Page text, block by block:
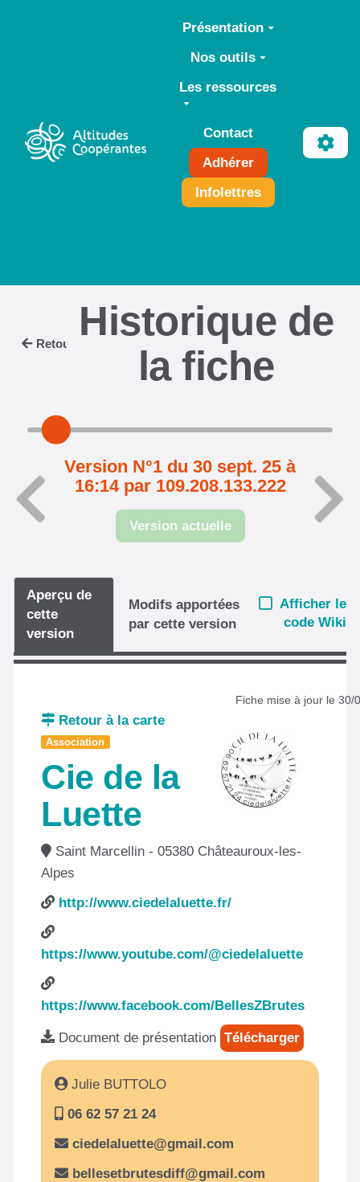
Aller au contenu principal
Présentation
Nos outils
Les ressources
Contact
Adhérer
Infolettres
Retour
Historique de
la fiche
Version N°1 du 30 sept. 25 à
16:14 par 109.208.133.222
Version actuelle
Aperçu de
cette
version
Modifs apportées
par cette version
Afficher le
code Wiki
Fiche mise à jour le 30/
Retour à la carte
Association
Cie de la
Luette
Saint Marcellin - 05380 Châteauroux-les-
Alpes
http://www.ciedelaluette.fr/
https://www.youtube.com/@ciedelaluette
https://www.facebook.com/BellesZBrutes
Document de présentation Télécharger
Julie BUTTOLO
06 62 57 21 24
ciedelaluette@gmail.com
bellesetbrutesdiff@gmail.com